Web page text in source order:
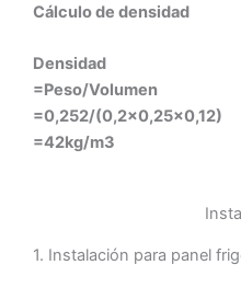
Cálculo de densidad
Densidad
=Peso/Volumen
=0,252/(0,2×0,25×0,12)
=42kg/m3
1. Instalación para panel